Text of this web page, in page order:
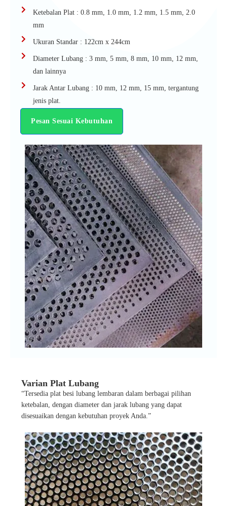
Ketebalan Plat : 0.8 mm, 1.0 mm, 1.2 mm, 1.5 mm, 2.0
mm
Ukuran Standar : 122cm x 244cm
Diameter Lubang : 3 mm, 5 mm, 8 mm, 10 mm, 12 mm,
dan lainnya
Jarak Antar Lubang : 10 mm, 12 mm, 15 mm, tergantung
jenis plat.
Pesan Sesuai Kebutuhan
Varian Plat Lubang
“Tersedia plat besi lubang lembaran dalam berbagai pilihan
ketebalan, dengan diameter dan jarak lubang yang dapat
disesuaikan dengan kebutuhan proyek Anda.”